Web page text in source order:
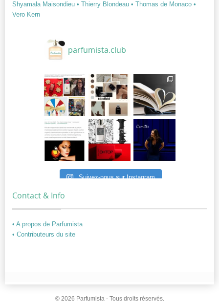
Shyamala Maisondieu • Thierry Blondeau • Thomas de Monaco •
Vero Kern
parfumista.club
Suivez-nous sur Instagram
Contact & Info
• A propos de Parfumista
• Contributeurs du site
© 2026 Parfumista - Tous droits réservés.